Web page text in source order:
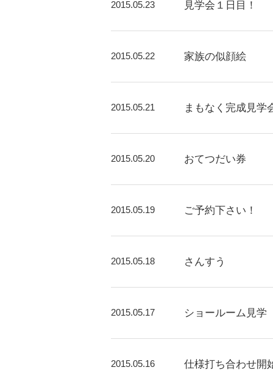
2015.05.23 見学会１日目！
2015.05.22 家族の似顔絵
2015.05.21 まもなく完成見学
2015.05.20 おてつだい券
2015.05.19 ご予約下さい！
2015.05.18 さんすう
2015.05.17 ショールーム見学
2015.05.16 仕様打ち合わせ開